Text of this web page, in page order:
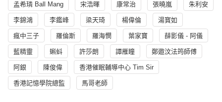
孟希璘 Ball Mang 宋浩暉 康常治 張曉嵐 朱利安
李錦鴻 李鑑峰 梁天琦 楊偉倫 湯寳如
瘋中三子 羅倫斯 羅海憫 葉家寶 薛影儀 - 阿儀
藍精靈 蝌蚪 許莎朗 譚雁瞳 鄭遨汶法筠師傅
阿銀 陳俊偉 香港催眠輔導中心 Tim Sir
香港記憶學院總監 馬哥老師